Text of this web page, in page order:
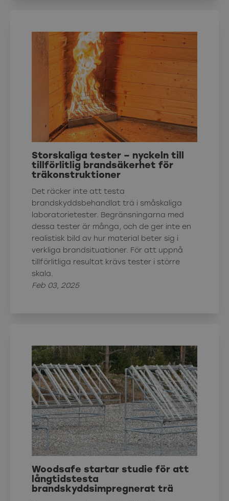
Storskaliga tester – nyckeln till
tillförlitlig brandsäkerhet för
träkonstruktioner
Det räcker inte att testa
brandskyddsbehandlat trä i småskaliga
laboratorietester. Begränsningarna med
dessa tester är många, och de ger inte en
realistisk bild av hur material beter sig i
verkliga brandsituationer. För att uppnå
tillförlitliga resultat krävs tester i större
skala.
Feb 03, 2025
Woodsafe startar studie för att
långtidstesta
brandskyddsimpregnerat trä